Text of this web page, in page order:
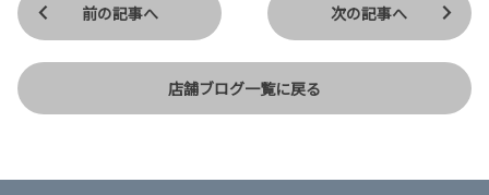
前の記事へ
店舗ブログ一覧に戻る
次の記事へ